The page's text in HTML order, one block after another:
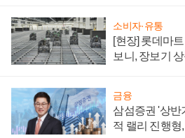
소비자·유통
[현장] 롯데마
보니, 장보기
금융
삼섬증권 '상반
적 랠리 진행형